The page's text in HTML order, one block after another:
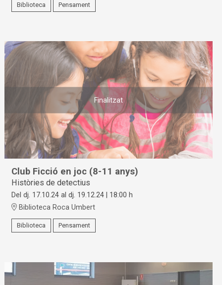
Biblioteca Pensament
Finalitzat
Club Ficció en joc (8-11 anys)
Històries de detectius
Del dj. 17.10.24 al dj. 19.12.24 | 18:00 h
Biblioteca Roca Umbert
Biblioteca Pensament